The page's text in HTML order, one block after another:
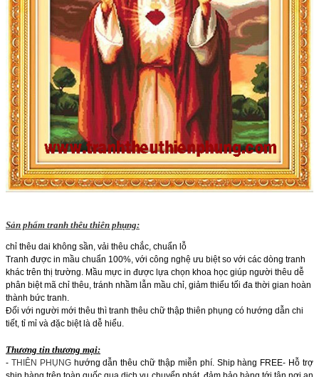
Sản phẩm tranh thêu thiên phụng:
chỉ thêu dai không sần, vải thêu chắc, chuẩn lỗ
Tranh được in mầu chuẩn 100%, với công nghệ ưu biệt so với các dòng tranh
khác trên thị trường. Mầu mực in được lựa chọn khoa học giúp người thêu dễ
phân biệt mã chỉ thêu, tránh nhầm lẫn mầu chỉ, giảm thiểu tối đa thời gian hoàn
thành bức tranh.
Đối với người mới thêu thì tranh thêu chữ thập thiên phụng có hướng dẫn chi
tiết, tỉ mỉ và đặc biệt là dễ hiểu.
Thương tin thương mại:
- THIÊN PHỤNGhướng dẫn thêu chữ thập miễn phí. Ship hàng FREE- Hỗ trợ